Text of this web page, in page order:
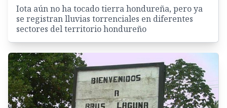
Iota aún no ha tocado tierra hondureña, pero ya
se registran lluvias torrenciales en diferentes
sectores del territorio hondureño